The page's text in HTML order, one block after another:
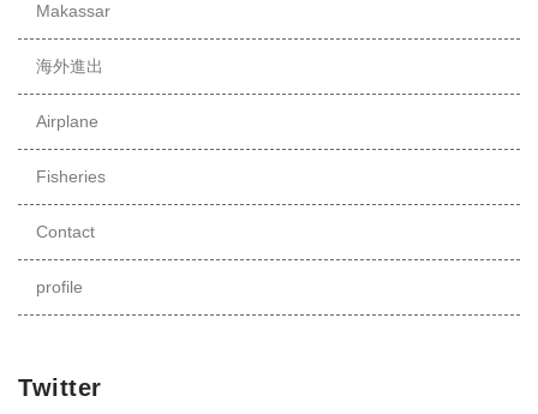
Makassar
海外進出
Airplane
Fisheries
Contact
profile
Twitter